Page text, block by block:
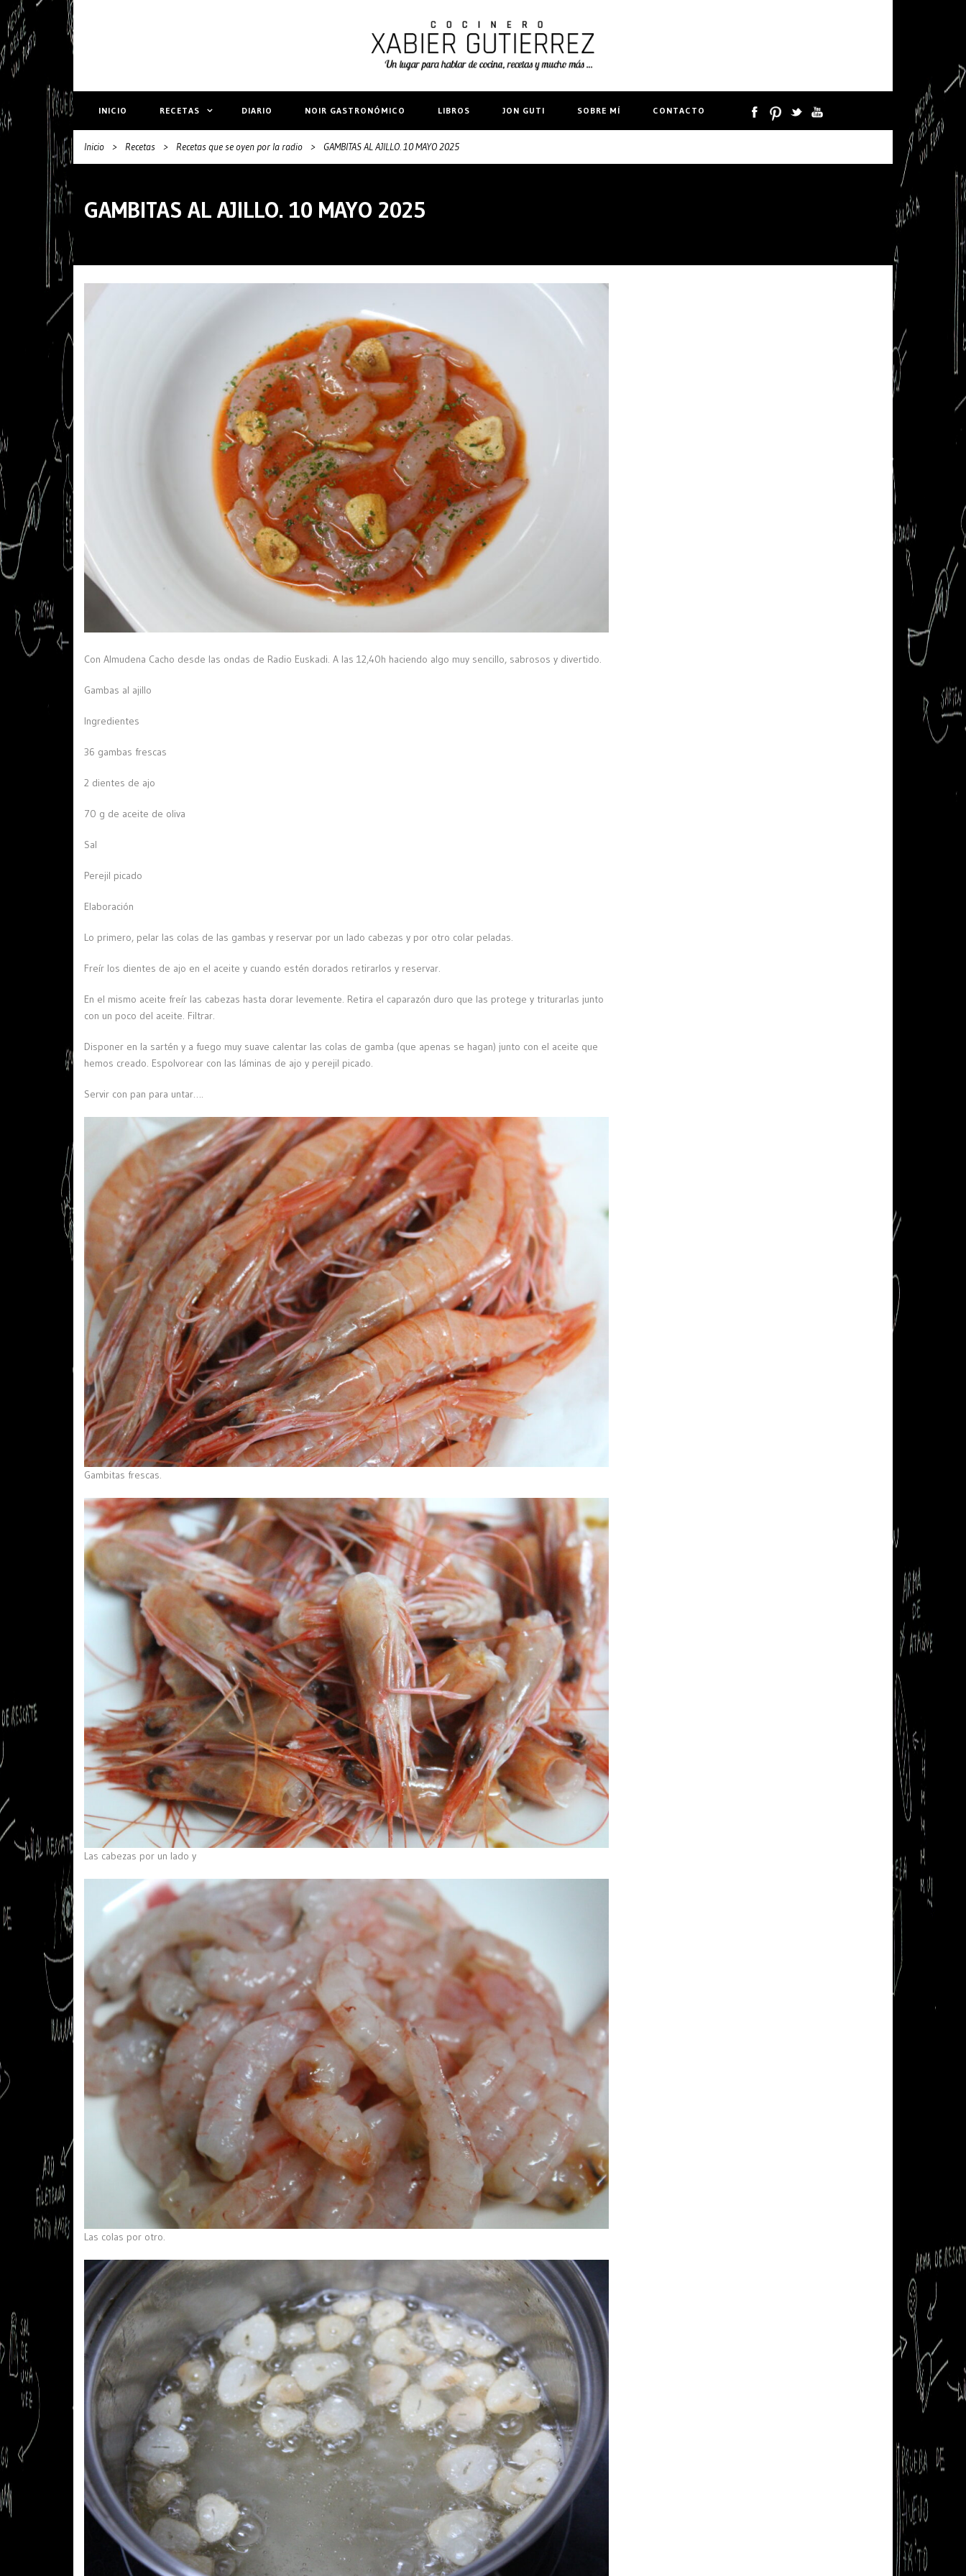
INICIO RECETAS DIARIO NOIR GASTRONÓMICO LIBROS JON GUTI SOBRE MÍ CONTACTO
Inicio > Recetas > Recetas que se oyen por la radio > GAMBITAS AL AJILLO. 10 MAYO 2025
GAMBITAS AL AJILLO. 10 MAYO 2025
Con Almudena Cacho desde las ondas de Radio Euskadi. A las 12,40h haciendo algo muy sencillo, sabrosos y divertido.
Gambas al ajillo
Ingredientes
36 gambas frescas
2 dientes de ajo
70 g de aceite de oliva
Sal
Perejil picado
Elaboración
Lo primero, pelar las colas de las gambas y reservar por un lado cabezas y por otro colar peladas.
Freír los dientes de ajo en el aceite y cuando estén dorados retirarlos y reservar.
En el mismo aceite freír las cabezas hasta dorar levemente. Retira el caparazón duro que las protege y triturarlas junto
con un poco del aceite. Filtrar.
Disponer en la sartén y a fuego muy suave calentar las colas de gamba (que apenas se hagan) junto con el aceite que
hemos creado. Espolvorear con las láminas de ajo y perejil picado.
Servir con pan para untar….
Gambitas frescas.
Las cabezas por un lado y
Las colas por otro.